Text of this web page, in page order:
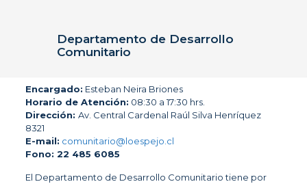
Departamento de Desarrollo
Comunitario
Encargado: Esteban Neira Briones
Horario de Atención: 08:30 a 17:30 hrs.
Dirección: Av. Central Cardenal Raúl Silva Henríquez
8321
E-mail: comunitario@loespejo.cl
Fono: 22 485 6085
El Departamento de Desarrollo Comunitario tiene por